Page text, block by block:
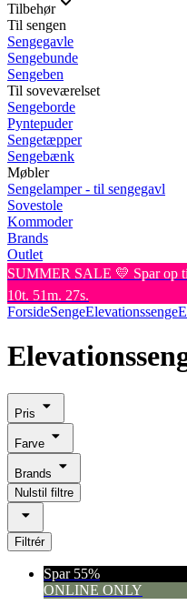
Tilbehør
Til sengen
Sengegavle
Sengebunde
Sengeben
Til soveværelset
Sengeborde
Pyntepuder
Sengetæpper
Sengebænk
Møbler
Sengelamper - til sengegavl
Sovestole
Kommoder
Brands
Outlet
SUMMER SALE 💛 Spar op
10t. 51m. 27s.
ForsideSengeElevationssenge
Pris
Farve
Brands
Nulstil filtre
Filtrér
Spar 55%
ONLINE ONLY